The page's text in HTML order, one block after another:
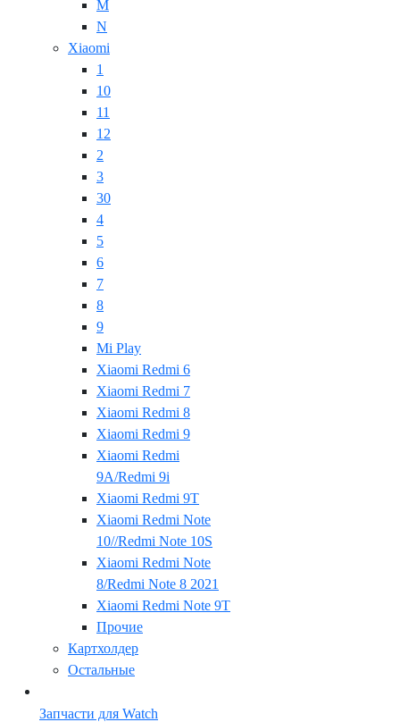
M
N
Xiaomi
1
10
11
12
2
3
30
4
5
6
7
8
9
Mi Play
Xiaomi Redmi 6
Xiaomi Redmi 7
Xiaomi Redmi 8
Xiaomi Redmi 9
Xiaomi Redmi
9A/Redmi 9i
Xiaomi Redmi 9T
Xiaomi Redmi Note
10//Redmi Note 10S
Xiaomi Redmi Note
8/Redmi Note 8 2021
Xiaomi Redmi Note 9T
Прочие
Картхолдер
Остальные
Запчасти для Watch